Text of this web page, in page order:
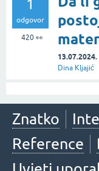
1
odgovor
420👀
13.07.2024.
Dina Kljajić
Znatko
Reference